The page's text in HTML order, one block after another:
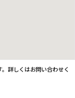
詳しくはお問い合わせく